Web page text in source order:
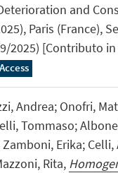
and
Paris (France),
2025) [Contributo
Andrea; Onofri,
Tommaso;
Erika;
Rita,